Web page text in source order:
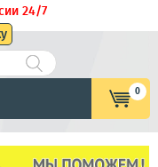
24/7
0